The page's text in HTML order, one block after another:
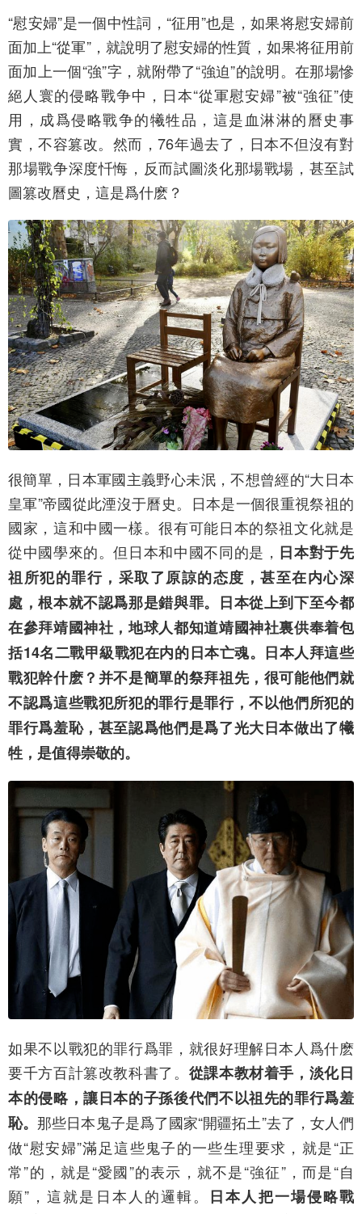
“慰安婦”是一個中性詞，“征用”也是，如果将慰安婦前
面加上“從軍”，就說明了慰安婦的性質，如果将征用前
面加上一個“強”字，就附帶了“強迫”的說明。在那場慘
絕人寰的侵略戰争中，日本“從軍慰安婦”被“強征”使
用，成爲侵略戰争的犧牲品，這是血淋淋的曆史事
實，不容篡改。然而，76年過去了，日本不但沒有對
那場戰争深度忏悔，反而試圖淡化那場戰場，甚至試
圖篡改曆史，這是爲什麽？
很簡單，日本軍國主義野心未泯，不想曾經的“大日本
皇軍”帝國從此湮沒于曆史。日本是一個很重視祭祖的
國家，這和中國一樣。很有可能日本的祭祖文化就是
從中國學來的。但日本和中國不同的是， 日本對于先
祖所犯的罪行，采取了原諒的态度，甚至在内心深
處，根本就不認爲那是錯與罪。日本從上到下至今都
在參拜靖國神社，地球人都知道靖國神社裏供奉着包
括14名二戰甲級戰犯在内的日本亡魂。日本人拜這些
戰犯幹什麽？并不是簡單的祭拜祖先，很可能他們就
不認爲這些戰犯所犯的罪行是罪行，不以他們所犯的
罪行爲羞恥，甚至認爲他們是爲了光大日本做出了犧
牲，是值得崇敬的。
如果不以戰犯的罪行爲罪，就很好理解日本人爲什麽
要千方百計篡改教科書了。 從課本教材着手，淡化日
本的侵略，讓日本的子孫後代們不以祖先的罪行爲羞
恥。那些日本鬼子是爲了國家“開疆拓土”去了，女人們
做“慰安婦”滿足這些鬼子的一些生理要求，就是“正
常”的，就是“愛國”的表示，就不是“強征”，而是“自
願”，這就是日本人的邏輯。 日本人把一場侵略戰